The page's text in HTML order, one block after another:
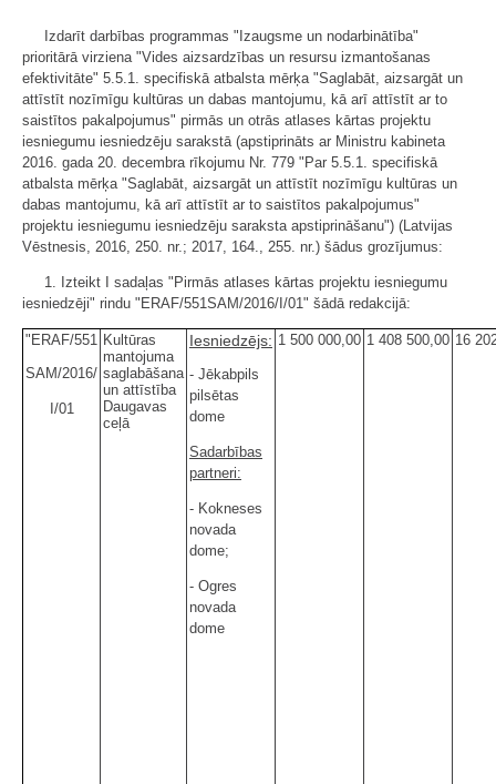
Izdarīt darbības programmas "Izaugsme un nodarbinātība"
prioritārā virziena "Vides aizsardzības un resursu izmantošanas
efektivitāte" 5.5.1. specifiskā atbalsta mērķa "Saglabāt, aizsargāt un
attīstīt nozīmīgu kultūras un dabas mantojumu, kā arī attīstīt ar to
saistītos pakalpojumus" pirmās un otrās atlases kārtas projektu
iesniegumu iesniedzēju sarakstā (apstiprināts ar Ministru kabineta
2016. gada 20. decembra rīkojumu Nr. 779 "Par 5.5.1. specifiskā
atbalsta mērķa "Saglabāt, aizsargāt un attīstīt nozīmīgu kultūras un
dabas mantojumu, kā arī attīstīt ar to saistītos pakalpojumus"
projektu iesniegumu iesniedzēju saraksta apstiprināšanu") (Latvijas
Vēstnesis, 2016, 250. nr.; 2017, 164., 255. nr.) šādus grozījumus:
1. Izteikt I sadaļas "Pirmās atlases kārtas projektu iesniegumu
iesniedzēji" rindu "ERAF/551SAM/2016/I/01" šādā redakcijā:
"ERAF/551
SAM/2016/
I/01
Kultūras
mantojuma
saglabāšana
un attīstība
Daugavas
ceļā
Iesniedzējs:
- Jēkabpils
pilsētas
dome
Sadarbības
partneri:
- Kokneses
novada
dome;
- Ogres
novada
dome
1 500 000,00 1 408 500,00 16